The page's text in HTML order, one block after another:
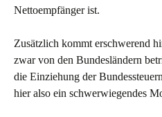
Nettoempfänger ist.
Zusätzlich kommt erschwerend
zwar von den Bundesländern
die Einziehung der
hier also ein schwerwiegendes